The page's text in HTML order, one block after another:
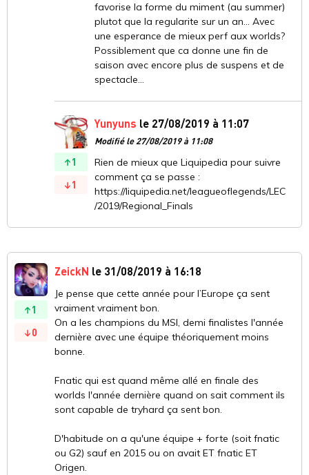
favorise la forme du miment (au summer)
plutot que la regularite sur un an... Avec
une esperance de mieux perf aux worlds?
Possiblement que ca donne une fin de
saison avec encore plus de suspens et de
spectacle...
1
1
Yunyuns le 27/08/2019 à 11:07
Modifié le 27/08/2019 à 11:08
Rien de mieux que Liquipedia pour suivre
comment ça se passe :
https://liquipedia.net/leagueoflegends/LEC
/2019/Regional_Finals
1
0
ZeickN le 31/08/2019 à 16:18
Je pense que cette année pour l’Europe ça sent
vraiment vraiment bon.
On a les champions du MSI, demi finalistes l'année
dernière avec une équipe théoriquement moins
bonne.
Fnatic qui est quand même allé en finale des
worlds l'année dernière quand on sait comment ils
sont capable de tryhard ça sent bon.
D'habitude on a qu'une équipe + forte (soit fnatic
ou G2) sauf en 2015 ou on avait ET fnatic ET
Origen.